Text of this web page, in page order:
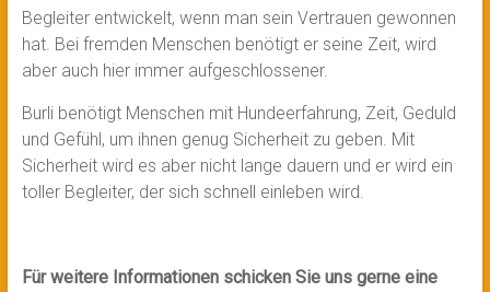
Begleiter entwickelt, wenn man sein Vertrauen gewonnen
hat. Bei fremden Menschen benötigt er seine Zeit, wird
aber auch hier immer aufgeschlossener.
Burli benötigt Menschen mit Hundeerfahrung, Zeit, Geduld
und Gefühl, um ihnen genug Sicherheit zu geben. Mit
Sicherheit wird es aber nicht lange dauern und er wird ein
toller Begleiter, der sich schnell einleben wird.
Für weitere Informationen schicken Sie uns gerne eine